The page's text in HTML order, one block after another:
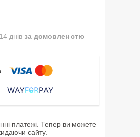
днів за домовленістю
платежі. Тепер ви можете
сайту.